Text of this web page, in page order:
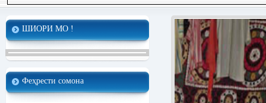
ШИОРИ МО !
Феҳрести сомона